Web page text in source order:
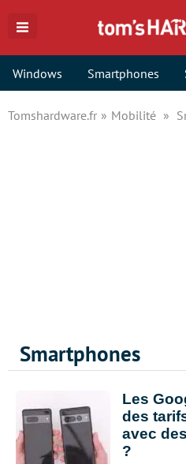
Windows Smartphones
Tomshardware.fr Mobilité
Smartphones
Les
des
avec
?